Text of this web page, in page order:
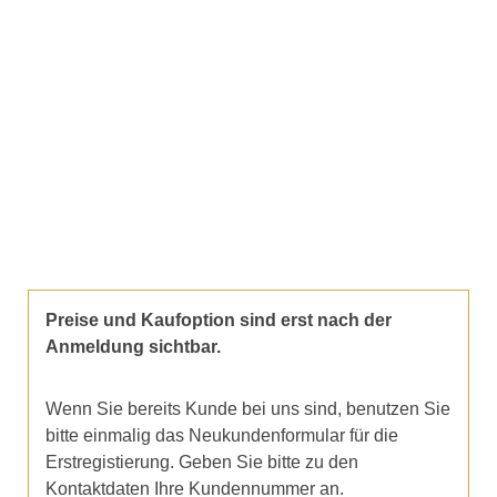
Preise und Kaufoption sind erst nach der
Anmeldung sichtbar.
Wenn Sie bereits Kunde bei uns sind, benutzen Sie
bitte einmalig das Neukundenformular für die
Erstregistierung. Geben Sie bitte zu den
Kontaktdaten Ihre Kundennummer an.